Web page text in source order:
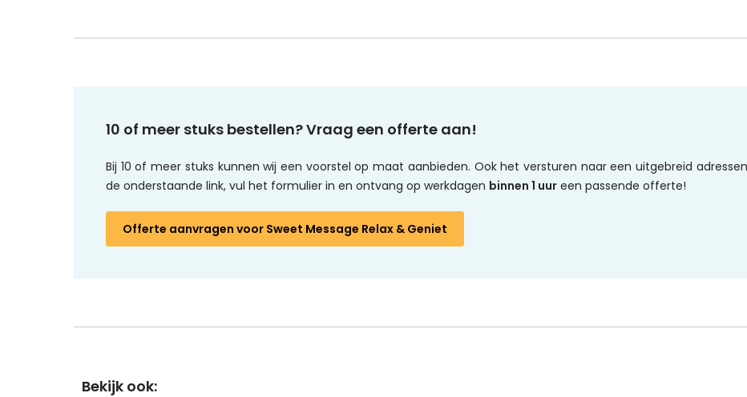
10 of meer stuks bestellen? Vraag een offerte aan!
Bij 10 of meer stuks kunnen wij een voorstel op maat aanbieden. Ook het versturen naar een uitgebreid
de onderstaande link, vul het formulier in en ontvang op werkdagen binnen 1 uur een passende offerte!
Offerte aanvragen voor Sweet Message Relax & Geniet
Bekijk ook: